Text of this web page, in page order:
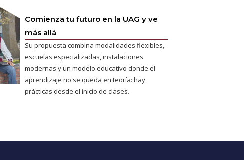
Comienza tu futuro en la UAG y ve
más allá
Su propuesta combina modalidades flexibles,
escuelas especializadas, instalaciones
modernas y un modelo educativo donde el
aprendizaje no se queda en teoría: hay
prácticas desde el inicio de clases.